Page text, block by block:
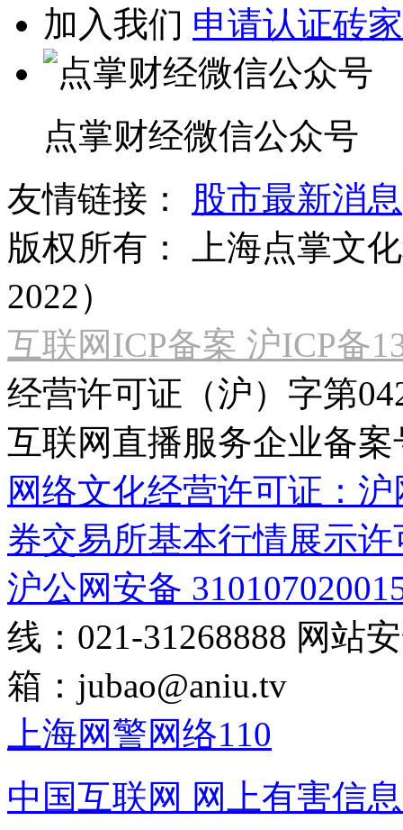
加入我们 申请认证砖家
点掌财经微信公众号
友情链接：
股市最新消息
版权所有：
上海点掌文
2022）
互联网ICP备案 沪ICP备
经营许可证（沪）字第
互联网直播服务企业备案
网络文化经营许可证：
券交易所基本行情展示许
沪公网安备
线：021-31268888 网站
箱： jubao@aniu.tv
上海网警网络110
中国互联网 网上有害信